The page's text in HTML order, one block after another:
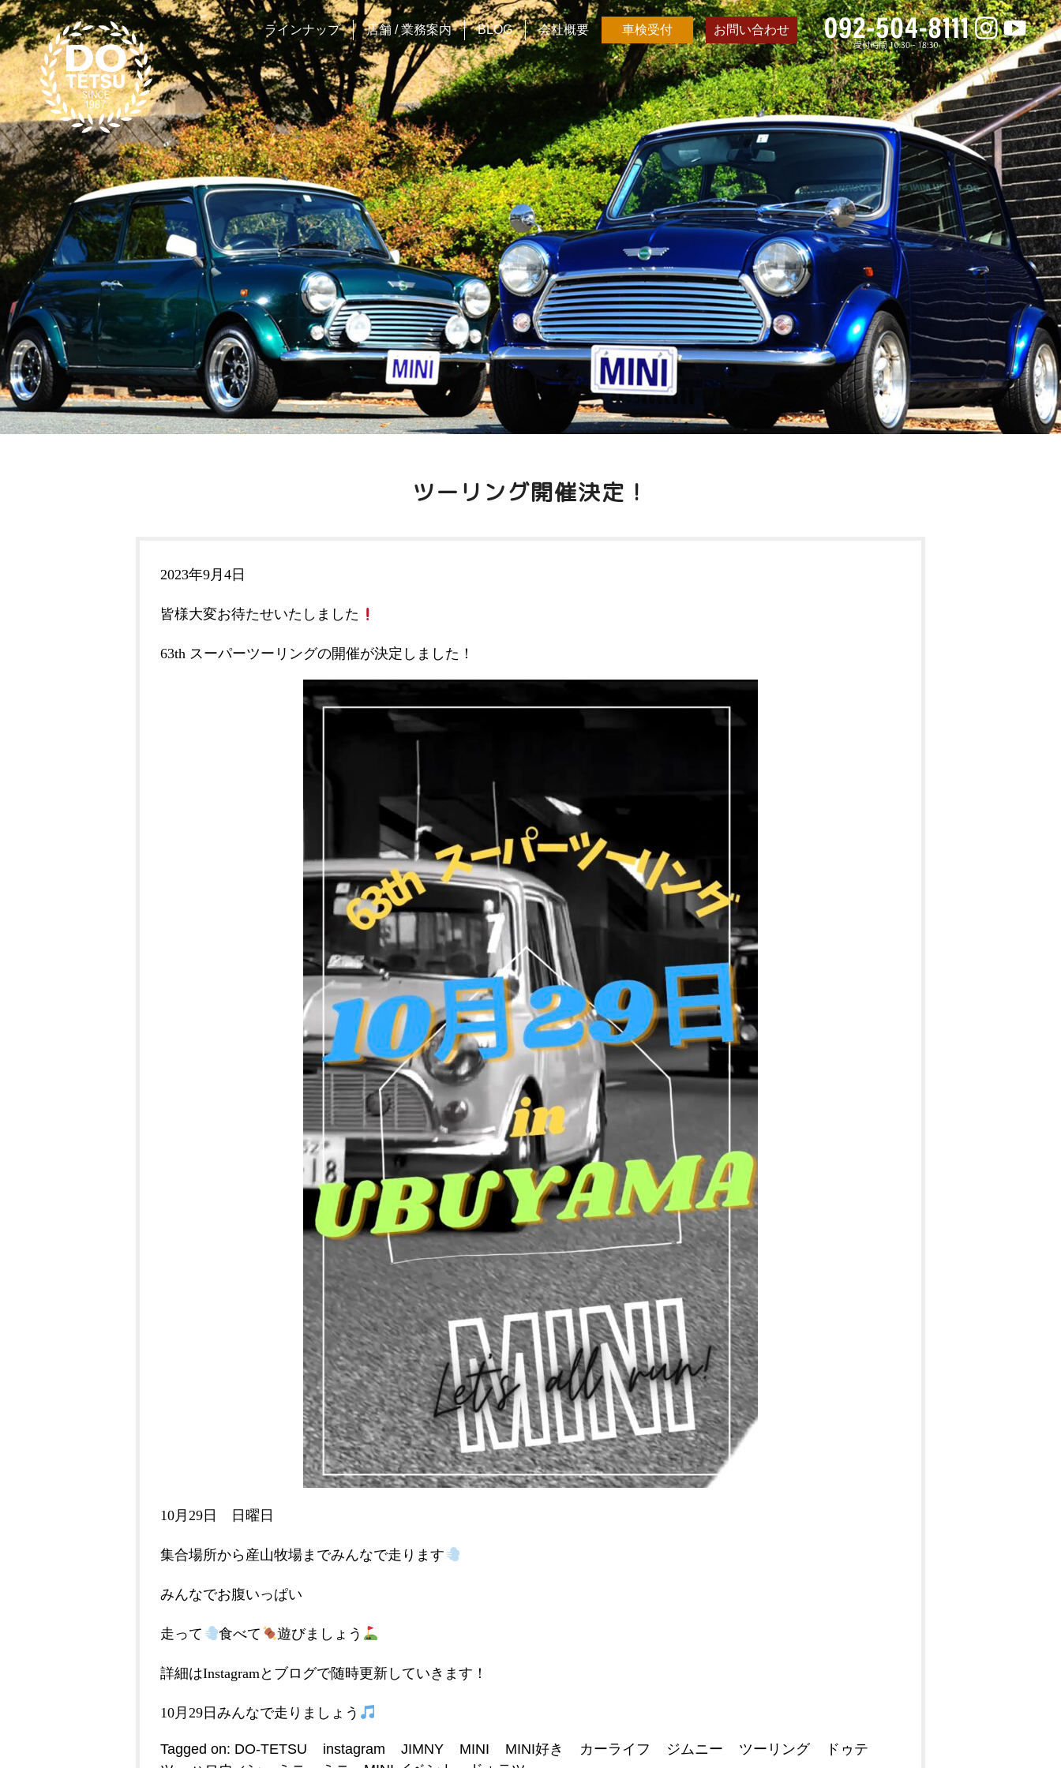
ラインナップ 店舗 / 業務案内 BLOG 会社概要 車検受付 お問い合わせ
ツーリング開催決定！
2023年9月4日
皆様大変お待たせいたしました
63th スーパーツーリングの開催が決定しました！
10月29日 日曜日
集合場所から産山牧場までみんなで走ります
みんなでお腹いっぱい
走って 食べて 遊びましょう
詳細はInstagramとブログで随時更新していきます！
10月29日みんなで走りましょう
Tagged on: DO-TETSU instagram JIMNY MINI MINI好き カーライフ ジムニー ツーリング
ドゥテ